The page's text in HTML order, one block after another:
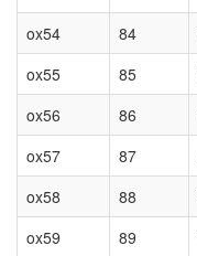
ox54
84
ox55
85
ox56
86
ox57
87
ox58
88
ox59
89